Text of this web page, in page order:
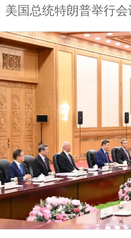
美国总统特朗普举行